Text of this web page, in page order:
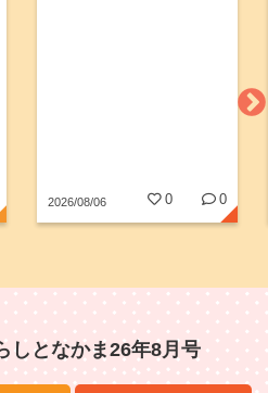
2026/08/06 0 0
しとなかま26年8月号